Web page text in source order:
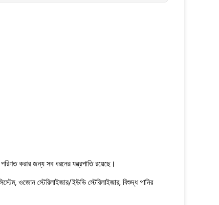
করার জন্য সব ধরনের যন্ত্রপাতি রয়েছে।
সিস্টেম, ওজোন স্টেরিলাইজার/ইউভি স্টেরিলাইজার, বিশুদ্ধ পানির